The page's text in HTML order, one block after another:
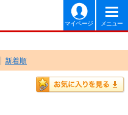
マイページ メニュー
新着順